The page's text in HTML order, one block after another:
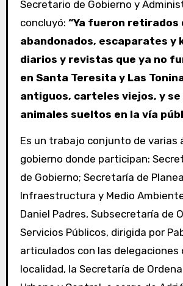
Secretario de Gobierno y
concluyó: “Ya fueron retirados
abandonados, escaparates y
diarios y revistas que ya no
en Santa Teresita y Las
antiguos, carteles viejos, y
animales sueltos en la vía
Es un trabajo conjunto de varias
gobierno donde participan:
de Gobierno; Secretaría de
Infraestructura y Medio
Daniel Padres, Subsecretaría de
Servicios Públicos, dirigida por
articulados con las delegaciones
localidad, la Secretaría de